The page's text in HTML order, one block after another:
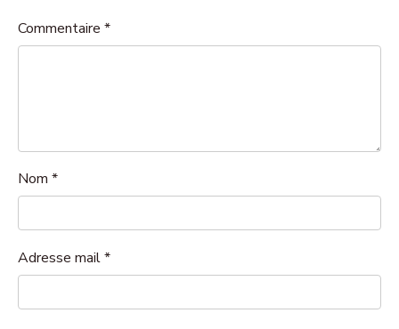
Commentaire *
Nom *
Adresse mail*